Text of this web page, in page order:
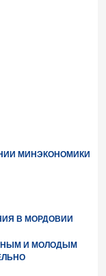
МИНЭКОНОМИКИ
В МОРДОВИИ
И МОЛОДЫМ